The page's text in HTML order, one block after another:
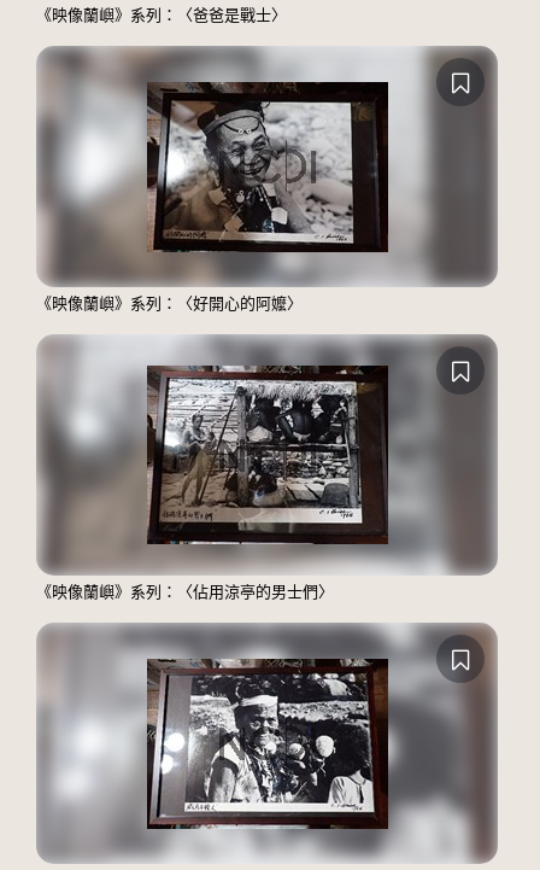
《映像蘭嶼》系列：〈爸爸是戰士〉
《映像蘭嶼》系列：〈好開心的阿嬤〉
《映像蘭嶼》系列：〈佔用涼亭的男士們〉